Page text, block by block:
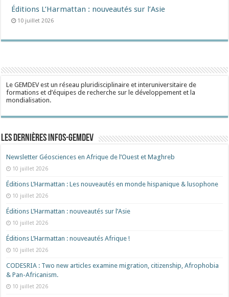
Éditions L’Harmattan : nouveautés sur l’Asie
10 juillet 2026
Le GEMDEV est un réseau pluridisciplinaire et interuniversitaire de
formations et d’équipes de recherche sur le développement et la
mondialisation.
Les dernières Infos-Gemdev
Newsletter Géosciences en Afrique de l’Ouest et Maghreb
10 juillet 2026
Éditions L’Harmattan : Les nouveautés en monde hispanique & lusophone
10 juillet 2026
Éditions L’Harmattan : nouveautés sur l’Asie
10 juillet 2026
Éditions L’Harmattan : nouveautés Afrique !​
10 juillet 2026
CODESRIA : Two new articles examine migration, citizenship, Afrophobia
& Pan-Africanism.
10 juillet 2026